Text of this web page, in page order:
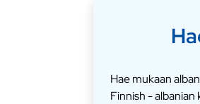
Hae mukaan
Finnish -